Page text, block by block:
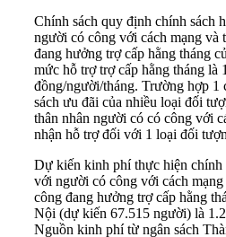
Chính sách quy định chính sách
người có công với cách mạng và
đang hưởng trợ cấp hằng tháng
mức hỗ trợ trợ cấp hằng tháng là
đồng/người/tháng. Trường hợp 1
sách ưu đãi của nhiều loại đối
thân nhân người có có công với
nhận hỗ trợ đối với 1 loại đối
Dự kiến kinh phí thực hiện chính
với người có công với cách
công đang hưởng trợ cấp hằng
Nội (dự kiến 67.515 người) là
Nguồn kinh phí từ ngân sách